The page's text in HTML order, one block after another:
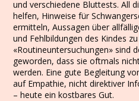
und verschiedene Bluttests. All
helfen, Hinweise für
ermitteln, Aussagen über
und Fehlbildungen des Kindes
«Routineuntersuchungen» sind
geworden, dass sie oftmals
werden. Eine gute Begleitung
auf Empathie, nicht direktiver
– heute ein kostbares Gut.